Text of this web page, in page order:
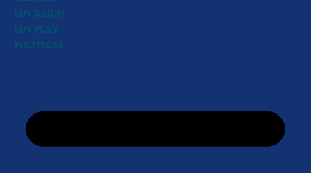
LOV RADIO
LOV PLAY
POLÍTICAS